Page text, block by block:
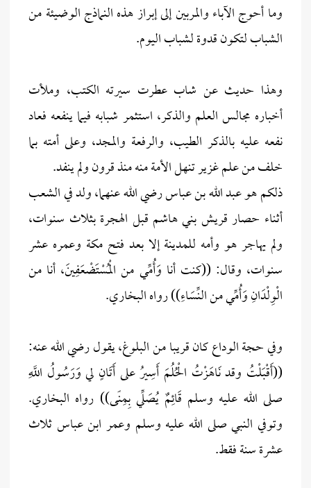
وما أحوج الآباء والمربين إلى إبراز هذه النماذج الوضيئة من
الشباب لتكون قدوة لشباب اليوم.
وهذا حديث عن شاب عطرت سيرته الكتب، وملأت
أخباره مجالس العلم والذكر، استثمر شبابه فيما ينفعه فعاد
نفعه عليه بالذكر الطيب، والرفعة والمجد، وعلى أمته بما
خلف من علم غزير تنهل الأمة منه منذ قرون ولم ينفد.
ذلكم هو عبد الله بن عباس رضي الله عنهما، ولد في الشعب
أثناء حصار قريش بني هاشم قبل الهجرة بثلاث سنوات،
ولم يهاجر هو وأمه للمدينة إلا بعد فتح مكة وعمره عشر
سنوات، وقال: ((كنت أنا وَأُمِّي من الْمُسْتَضْعَفِينَ، أنا من
الْوِلْدَانِ وَأُمِّي من النِّسَاءِ)) رواه البخاري.
وفي حجة الوداع كان قريبا من البلوغ، يقول رضي الله عنه:
((أَقْبَلْتُ وقد نَاهَزْتُ الْحُلُمَ أَسِيرُ على أَتَانٍ لي وَرَسُولُ اللَّهِ
صلى الله عليه وسلم قَائِمٌ يُصَلِّي بِمِنًى)) رواه البخاري.
وتوفي النبي صلى الله عليه وسلم وعمر ابن عباس ثلاث
عشرة سنة فقط.